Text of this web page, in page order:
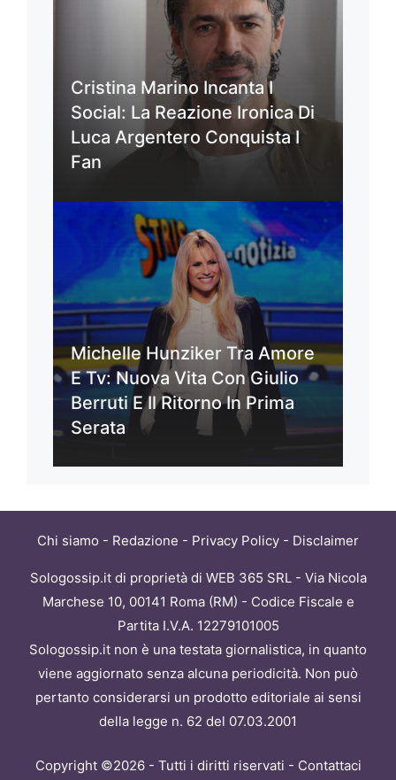
Cristina Marino Incanta I
Social: La Reazione Ironica Di
Luca Argentero Conquista I
Fan
Michelle Hunziker Tra Amore
E Tv: Nuova Vita Con Giulio
Berruti E Il Ritorno In Prima
Serata
Chi siamo - Redazione - Privacy Policy - Disclaimer
Sologossip.it di proprietà di WEB 365 SRL - Via Nicola
Marchese 10, 00141 Roma (RM) - Codice Fiscale e
Partita I.V.A. 12279101005
Sologossip.it non è una testata giornalistica, in quanto
viene aggiornato senza alcuna periodicità. Non può
pertanto considerarsi un prodotto editoriale ai sensi
della legge n. 62 del 07.03.2001
Copyright ©2026 - Tutti i diritti riservati - Contattaci